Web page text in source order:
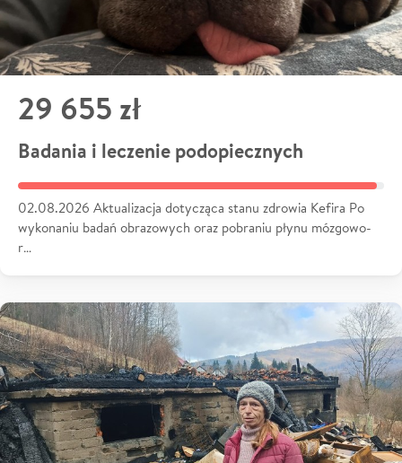
29 655 zł
Badania i leczenie podopiecznych
02.08.2026 Aktualizacja dotycząca stanu zdrowia Kefira Po
wykonaniu badań obrazowych oraz pobraniu płynu mózgowo-
r…